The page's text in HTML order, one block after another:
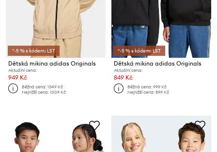
*-5 % s kódem: LST
Dětská mikina adidas Originals
Aktuální cena:
949 Kč
Běžná cena:1349 Kč
Nejnižší cena:1009 Kč
*-5 % s kódem: LST
Dětská mikina adidas Originals
Aktuální cena:
849 Kč
Běžná cena:999 Kč
Nejnižší cena:899 Kč